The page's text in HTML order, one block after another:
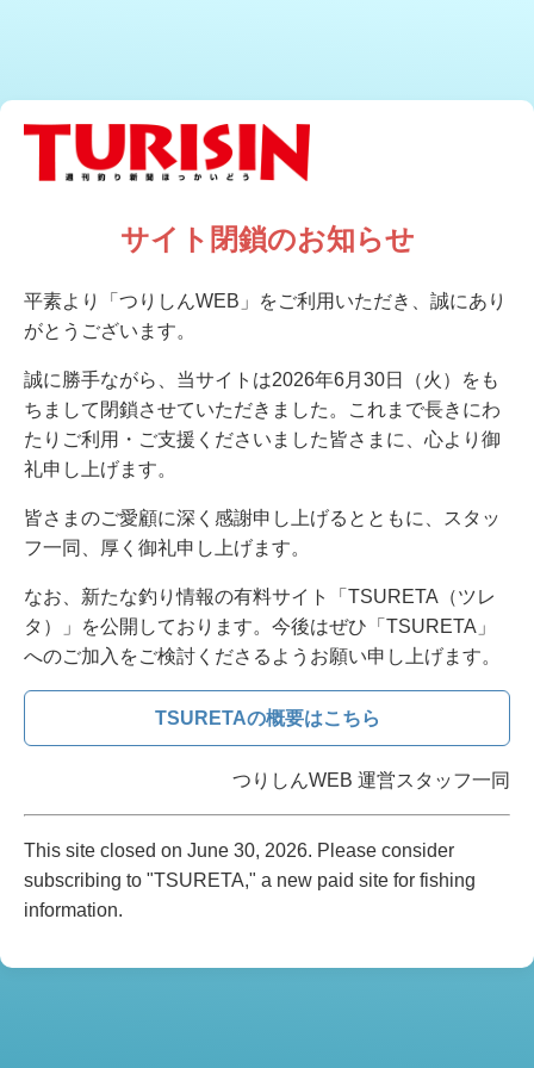
サイト閉鎖のお知らせ
平素より「つりしんWEB」をご利用いただき、誠にあり
がとうございます。
誠に勝手ながら、当サイトは2026年6月30日（火）をも
ちまして閉鎖させていただきました。これまで長きにわ
たりご利用・ご支援くださいました皆さまに、心より御
礼申し上げます。
皆さまのご愛顧に深く感謝申し上げるとともに、スタッ
フ一同、厚く御礼申し上げます。
なお、新たな釣り情報の有料サイト「TSURETA（ツレ
タ）」を公開しております。今後はぜひ「TSURETA」
へのご加入をご検討くださるようお願い申し上げます。
TSURETAの概要はこちら
つりしんWEB 運営スタッフ一同
This site closed on June 30, 2026. Please consider
subscribing to "TSURETA," a new paid site for fishing
information.